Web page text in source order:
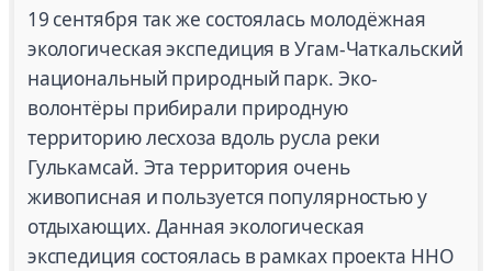
19 сентября так же состоялась молодёжная
экологическая экспедиция в Угам-Чаткальский
национальный природный парк. Эко-
волонтёры прибирали природную
территорию лесхоза вдоль русла реки
Гулькамсай. Эта территория очень
живописная и пользуется популярностью у
отдыхающих. Данная экологическая
экспедиция состоялась в рамках проекта ННО